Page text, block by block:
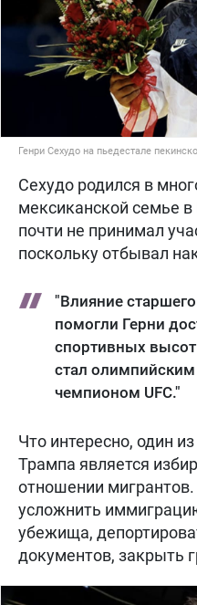
Генри Сехудо на пьедестале
Сехудо родился в
мексиканской семье
почти не принимал
поскольку отбывал
"Влияние
помогли Герни
спортивных
стал
чемпионом UFC."
Что интересно, один
Трампа является
отношении
усложнить
убежища,
документов, закрыть